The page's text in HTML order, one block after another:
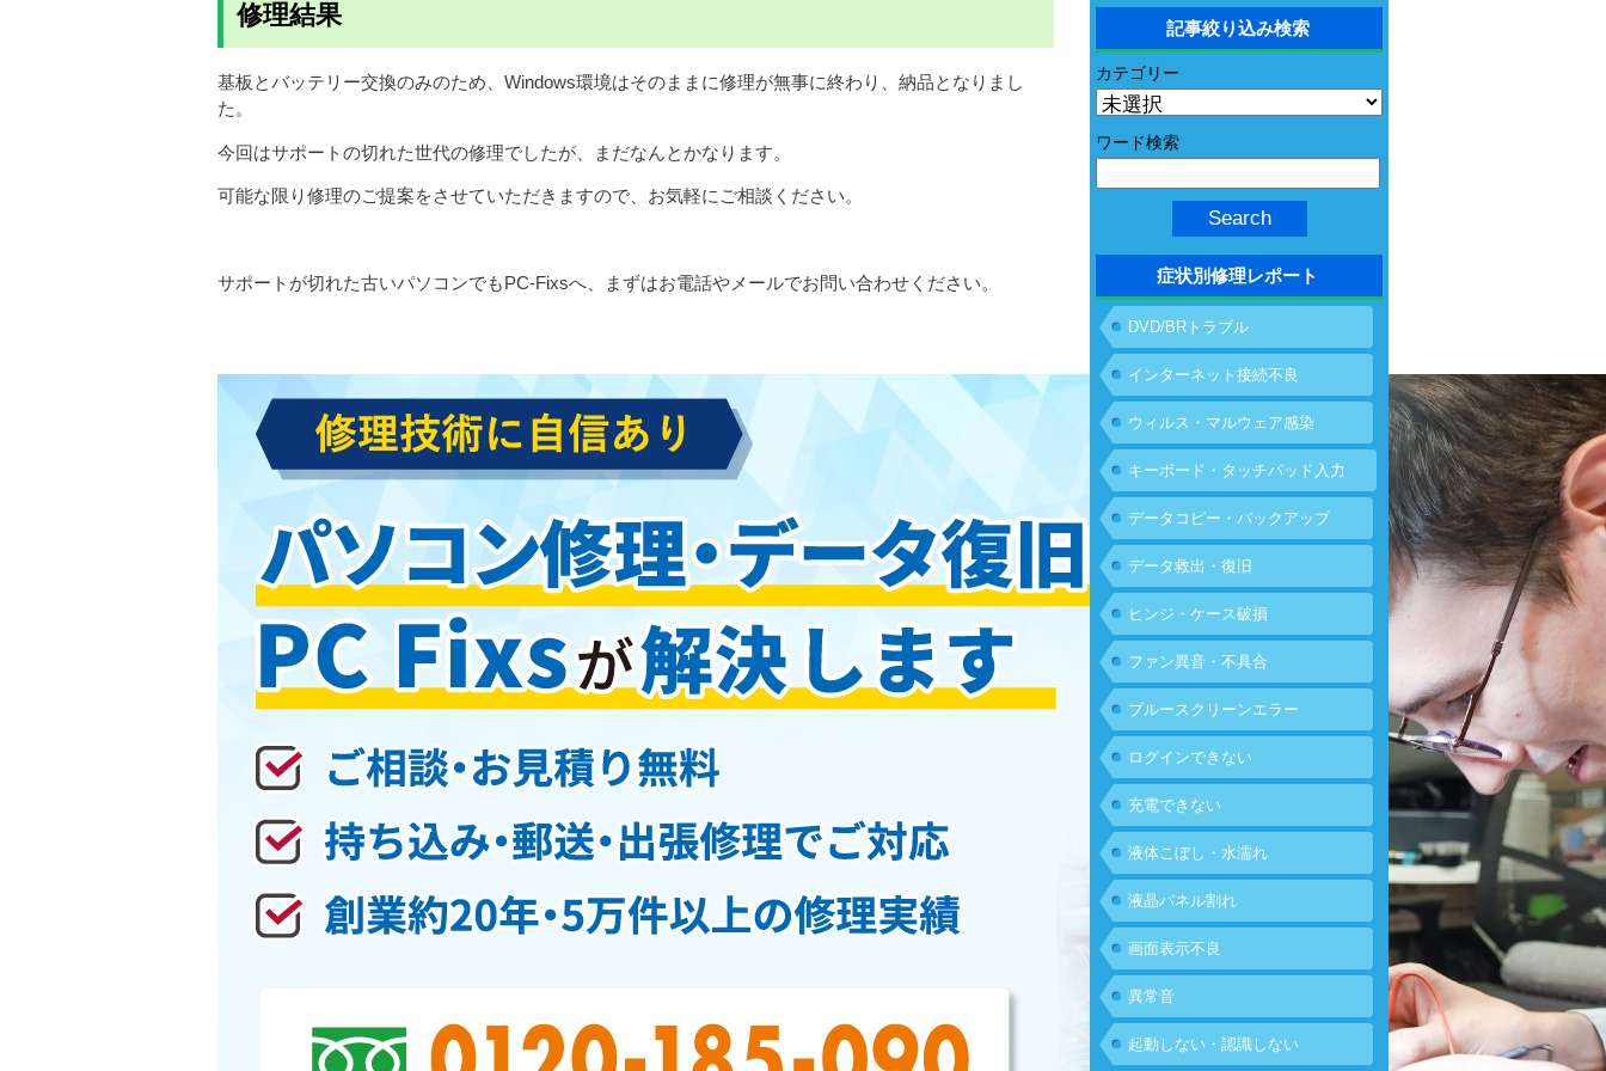
修理結果
基板とバッテリー交換のみのため、Windows環境はそのままに修理が無事に終わり、納品となりまし
た。
今回はサポートの切れた世代の修理でしたが、まだなんとかなります。
可能な限り修理のご提案をさせていただきますので、お気軽にご相談ください。
サポートが切れた古いパソコンでもPC-Fixsへ、まずはお電話やメールでお問い合わせください。
記事絞り込み検索
カテゴリー
ワード検索
症状別修理レポート
DVD/BRトラブル
インターネット接続不良
ウィルス・マルウェア感染
キーボード・タッチパッド入力
不具合
データコピー・バックアップ
データ救出・復旧
ヒンジ・ケース破損
ファン異音・不具合
ブルースクリーンエラー
ログインできない
充電できない
液体こぼし・水濡れ
液晶パネル割れ
画面表示不良
異常音
起動しない・認識しない